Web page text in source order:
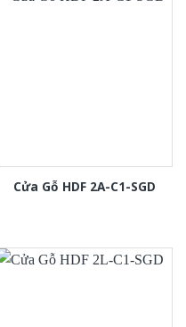
Cửa Gỗ HDF 2A-C1-SGD